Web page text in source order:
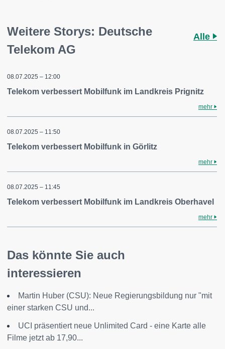
Weitere Storys: Deutsche
Telekom AG
Alle
08.07.2025 – 12:00
Telekom verbessert Mobilfunk im Landkreis Prignitz
mehr
08.07.2025 – 11:50
Telekom verbessert Mobilfunk in Görlitz
mehr
08.07.2025 – 11:45
Telekom verbessert Mobilfunk im Landkreis Oberhavel
mehr
Das könnte Sie auch
interessieren
Martin Huber (CSU): Neue Regierungsbildung nur "mit
einer starken CSU und...
UCI präsentiert neue Unlimited Card - eine Karte alle
Filme jetzt ab 17,90...